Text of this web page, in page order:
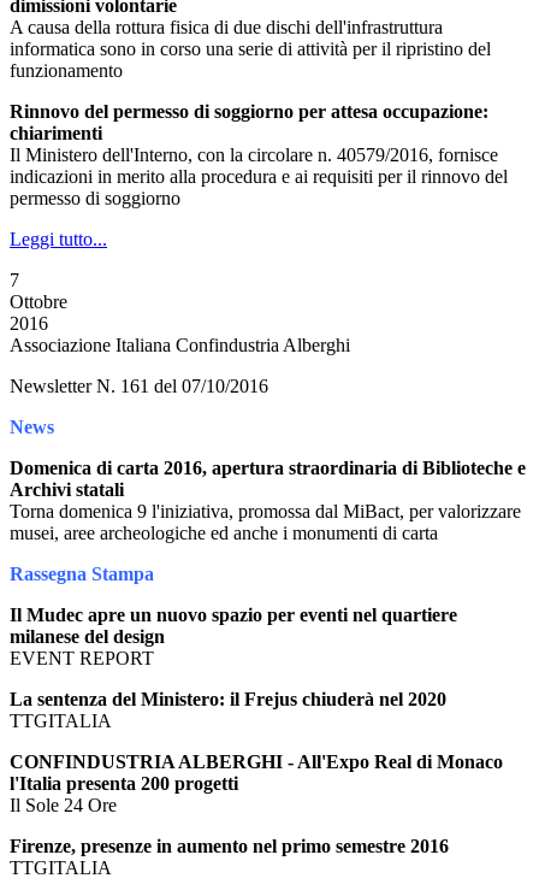
dimissioni volontarie
A causa della rottura fisica di due dischi dell'infrastruttura
informatica sono in corso una serie di attività per il ripristino del
funzionamento
Rinnovo del permesso di soggiorno per attesa occupazione:
chiarimenti
Il Ministero dell'Interno, con la circolare n. 40579/2016, fornisce
indicazioni in merito alla procedura e ai requisiti per il rinnovo del
permesso di soggiorno
Leggi tutto...
7
Ottobre
2016
Associazione Italiana Confindustria Alberghi
Newsletter N. 161 del 07/10/2016
News
Domenica di carta 2016, apertura straordinaria di Biblioteche e
Archivi statali
Torna domenica 9 l'iniziativa, promossa dal MiBact, per valorizzare
musei, aree archeologiche ed anche i monumenti di carta
Rassegna Stampa
Il Mudec apre un nuovo spazio per eventi nel quartiere
milanese del design
EVENT REPORT
La sentenza del Ministero: il Frejus chiuderà nel 2020
TTGITALIA
CONFINDUSTRIA ALBERGHI - All'Expo Real di Monaco
l'Italia presenta 200 progetti
Il Sole 24 Ore
Firenze, presenze in aumento nel primo semestre 2016
TTGITALIA